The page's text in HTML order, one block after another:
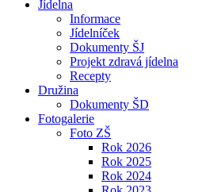
Jídelna
Informace
Jídelníček
Dokumenty ŠJ
Projekt zdravá jídelna
Recepty
Družina
Dokumenty ŠD
Fotogalerie
Foto ZŠ
Rok 2026
Rok 2025
Rok 2024